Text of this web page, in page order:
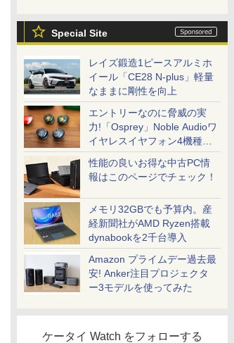
Special Site
レイズ鍛造1ピースアルミホ
イール「CE28 N-plus」軽量
なままに剛性を向上
エントリーなのに脅威の実
力!「Osprey」Noble Audioワ
イヤレスイヤフォン4機種を
一気に聴く
性能の良いお得な中古PC情
報はこのページでチェック！
メモリ32GBでも予算内。産
経新聞社がAMD Ryzen搭載
dynabookを2千台導入
Amazon プライムデー過去最
安! Anker注目プロジェクタ
ー3モデルを使ってみた
ケータイ Watch をフォローする